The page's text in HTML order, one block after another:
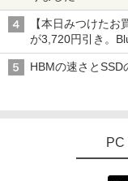
【本日みつけた
が3,720円引き。
HBMの速さとSSD
PC